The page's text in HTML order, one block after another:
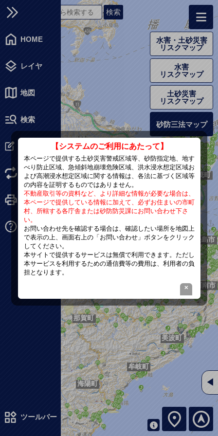
HOME
レイヤ
地図
検索
オリジナル
2D/3D
印刷
ヘルプ
ツールバー
水害・土砂災害
リスクマップ
水害
リスクマップ
土砂災害
リスクマップ
砂防三法マップ
◀
【システムのご利用にあたって】
本ページで提供する土砂災害警戒区域等、砂防指定地、地す
べり防止区域、急傾斜地崩壊危険区域、洪水浸水想定区域お
よび高潮浸水想定区域に関する情報は、各法に基づく区域等
の内容を証明するものではありません。
不動産取引等の資料など、より詳細な情報が必要な場合は、
本ページで提供している情報に加えて、必ずお住まいの市町
村、所轄する各庁舎または砂防防災課にお問い合わせ下さ
い。
お問い合わせ先を確認する場合は、確認したい場所を地図上
で表示の上、画面右上の「お問い合わせ」ボタンをクリック
してください。
本サイトで提供するサービスは無償で利用できます。ただし
本サービスを利用するための通信費等の費用は、利用者の負
担となります。